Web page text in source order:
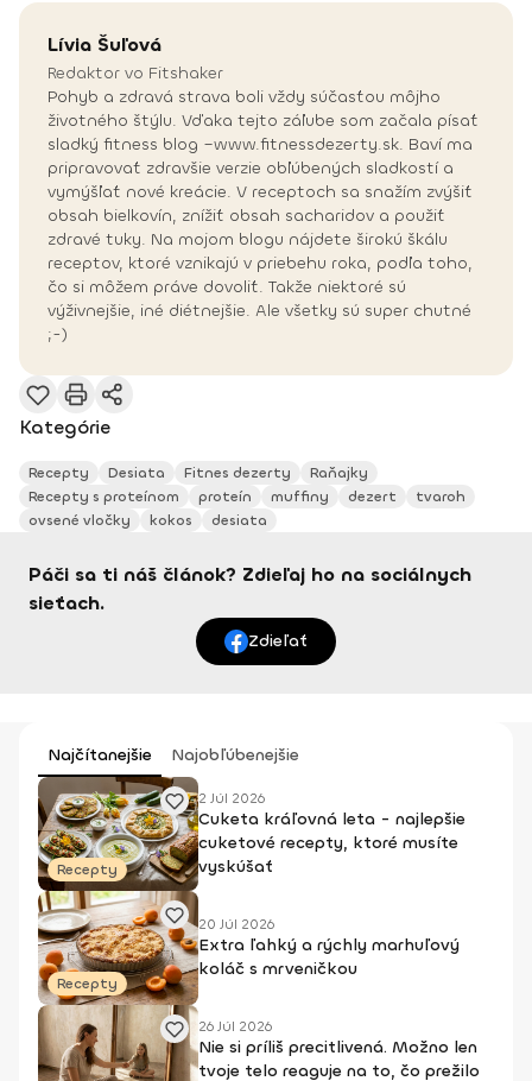
Lívia Šuľová
Redaktor vo Fitshaker
Pohyb a zdravá strava boli vždy súčasťou môjho
životného štýlu. Vďaka tejto záľube som začala písať
sladký fitness blog –www.fitnessdezerty.sk. Baví ma
pripravovať zdravšie verzie obľúbených sladkostí a
vymýšľať nové kreácie. V receptoch sa snažím zvýšiť
obsah bielkovín, znížiť obsah sacharidov a použiť
zdravé tuky. Na mojom blogu nájdete širokú škálu
receptov, ktoré vznikajú v priebehu roka, podľa toho,
čo si môžem práve dovoliť. Takže niektoré sú
výživnejšie, iné diétnejšie. Ale všetky sú super chutné
;-)
Kategórie
Recepty Desiata Fitnes dezerty
Raňajky
Recepty s proteínom
proteín muffiny dezert
tvaroh
ovsené vločky
kokos desiata
Páči sa ti náš článok? Zdieľaj ho na sociálnych
sieťach.
Zdieľať
Najčítanejšie Najobľúbenejšie
Recepty
2 Júl 2026
Cuketa kráľovná leta - najlepšie
cuketové recepty, ktoré musíte
vyskúšať
Recepty
20 Júl 2026
Extra ľahký a rýchly marhuľový
koláč s mrveničkou
26 Júl 2026
Nie si príliš precitlivená. Možno len
tvoje telo reaguje na to, čo prežilo